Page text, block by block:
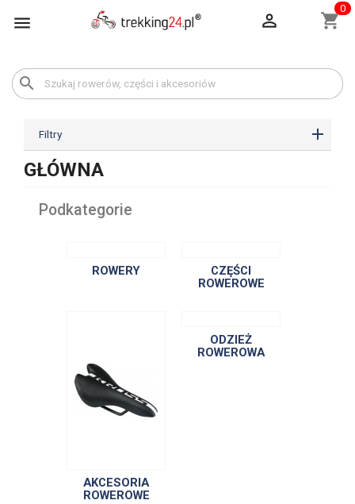
 shopping_cart
0

search
Filtry
GŁÓWNA
Podkategorie
ROWERY
CZĘŚCI
ROWEROWE
AKCESORIA
ROWEROWE
ODZIEŻ
ROWEROWA